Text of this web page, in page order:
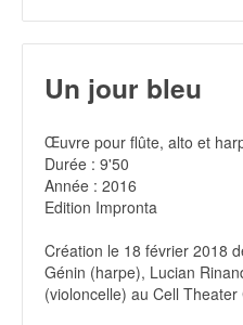
Un jour bleu
Œuvre pour flûte, alto et
Durée : 9'50
Année : 2016
Edition Impronta
Création le 18 février 2018
Génin (harpe), Lucian
(violoncelle) au Cell Theater